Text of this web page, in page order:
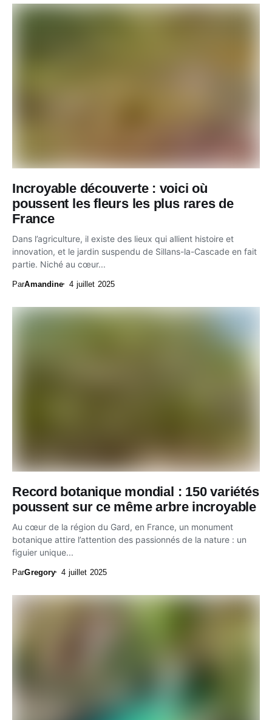
Incroyable découverte : voici où
poussent les fleurs les plus rares de
France
Dans l’agriculture, il existe des lieux qui allient histoire et
innovation, et le jardin suspendu de Sillans-la-Cascade en fait
partie. Niché au cœur...
ParAmandine 4 juillet 2025
Record botanique mondial : 150 variétés
poussent sur ce même arbre incroyable
Au cœur de la région du Gard, en France, un monument
botanique attire l’attention des passionnés de la nature : un
figuier unique...
ParGregory 4 juillet 2025